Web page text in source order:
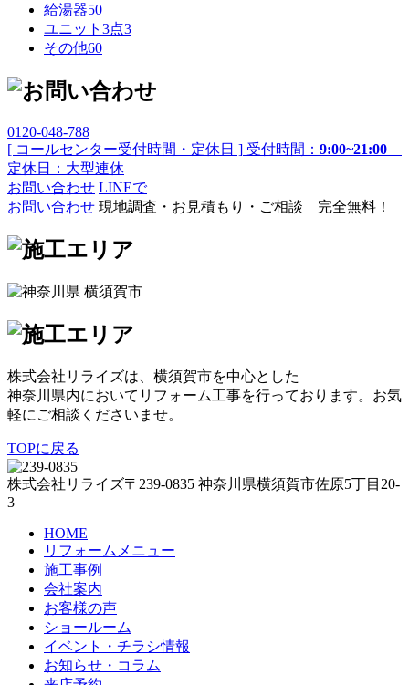
給湯器50
ユニット3点3
その他60
0120-048-788
[ コールセンター受付時間・定休日 ] 受付時間： 9:00~21:00
定休日：大型連休
お問い合わせ LINEで
お問い合わせ 現地調査・お見積もり・ご相談 完全無料！
株式会社リライズは、横須賀市を中心とした
神奈川県内においてリフォーム工事を行っております。お気
軽にご相談くださいませ。
TOPに戻る
株式会社リライズ〒239-0835 神奈川県横須賀市佐原5丁目20-
3
HOME
リフォームメニュー
施工事例
会社案内
お客様の声
ショールーム
イベント・チラシ情報
お知らせ・コラム